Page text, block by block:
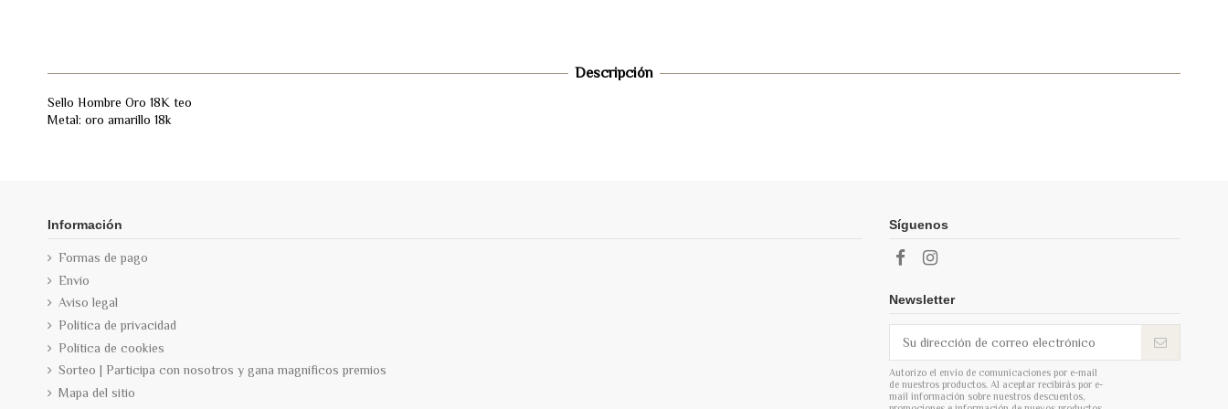
Descripción
Sello Hombre Oro 18K teo
Metal: oro amarillo 18k
Información
Formas de pago
Envío
Aviso legal
Política de privacidad
Política de cookies
Sorteo | Participa con nosotros y gana magníficos premios
Mapa del sitio
Síguenos
Newsletter
Autorizo el envío de comunicaciones por e-mail
de nuestros productos. Al aceptar recibirás por e-
mail información sobre nuestros descuentos,